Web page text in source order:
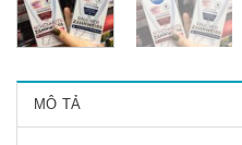
MÔ TẢ